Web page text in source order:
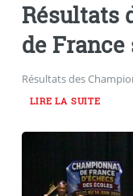
Résultats
de France
Résultats des
LIRE LA SUITE